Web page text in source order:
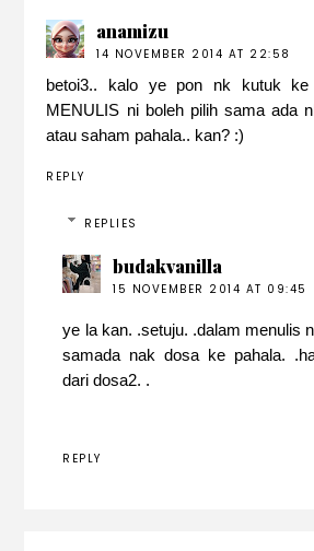
anamizu
14 NOVEMBER 2014 AT 22:58
betoi3.. kalo ye pon nk kutuk ke
MENULIS ni boleh pilih sama ada
atau saham pahala.. kan? :)
REPLY
REPLIES
budakvanilla
15 NOVEMBER 2014 AT 09:45
ye la kan. .setuju. .dalam menulis
samada nak dosa ke pahala.
dari dosa2. .
REPLY